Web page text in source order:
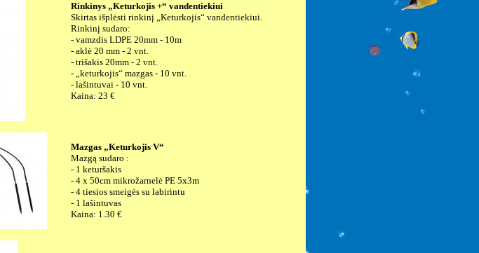
Rinkinys „Keturkojis +“ vandentiekiui
Skirtas išplėsti rinkinį „Keturkojis“ vandentiekiui.
Rinkinį sudaro:
- vamzdis LDPE 20mm - 10m
- aklė 20 mm - 2 vnt.
- trišakis 20mm - 2 vnt.
- „keturkojis“ mazgas - 10 vnt.
- lašintuvai - 10 vnt.
Kaina: 23 €
Mazgas „Keturkojis V“
Mazgą sudaro :
- 1 keturšakis
- 4 x 50cm mikrožarnelė PE 5x3m
- 4 tiesios smeigės su labirintu
- 1 lašintuvas
Kaina: 1.30 €